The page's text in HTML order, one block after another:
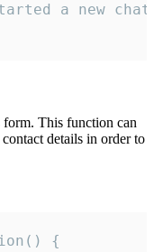
a new
This function can
details in order to
{